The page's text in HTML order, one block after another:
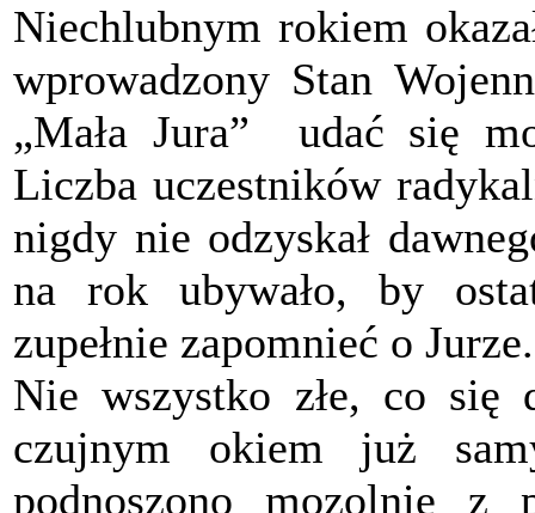
Niechlubnym rokiem
wprowadzony Stan
„Mała Jura” udać się
Liczba uczestników
nigdy nie odzyskał
na rok ubywało, by
zupełnie zapomnieć o Jurze.
Nie wszystko złe, co
czujnym okiem już
podnoszono mozolnie z